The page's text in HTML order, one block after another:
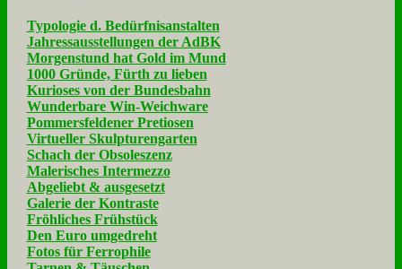
Typologie d. Bedürfnisanstalten
Jahressausstellungen der AdBK
Morgenstund hat Gold im Mund
1000 Gründe, Fürth zu lieben
Kurioses von der Bundesbahn
Wunderbare Win-Weichware
Pommersfeldener Pretiosen
Virtueller Skulpturengarten
Schach der Obsoleszenz
Malerisches Intermezzo
Abgeliebt & ausgesetzt
Galerie der Kontraste
Fröhliches Frühstück
Den Euro umgedreht
Fotos für Ferrophile